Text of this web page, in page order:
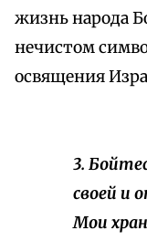
жизнь народа
нечистом
освящения
3.
своей и
Мои